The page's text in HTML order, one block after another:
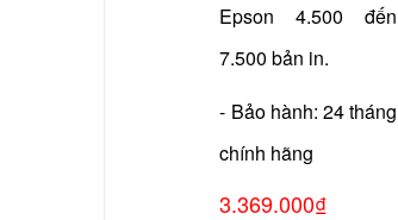
Epson 4.500 đến
7.500 bản in.
- Bảo hành: 24 tháng
chính hãng
3.369.000₫